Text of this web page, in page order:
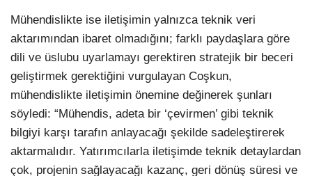
Mühendislikte ise iletişimin yalnızca teknik veri
aktarımından ibaret olmadığını; farklı paydaşlara göre
dili ve üslubu uyarlamayı gerektiren stratejik bir beceri
geliştirmek gerektiğini vurgulayan Coşkun,
mühendislikte iletişimin önemine değinerek şunları
söyledi: “Mühendis, adeta bir ‘çevirmen’ gibi teknik
bilgiyi karşı tarafın anlayacağı şekilde sadeleştirerek
aktarmalıdır. Yatırımcılarla iletişimde teknik detaylardan
çok, projenin sağlayacağı kazanç, geri dönüş süresi ve